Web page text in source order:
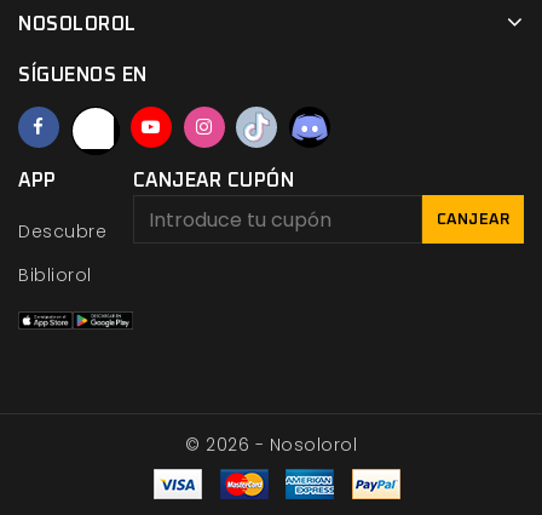
NOSOLOROL
SÍGUENOS EN
APP
Descubre
Bibliorol
CANJEAR CUPÓN
CANJEAR
© 2026 - Nosolorol